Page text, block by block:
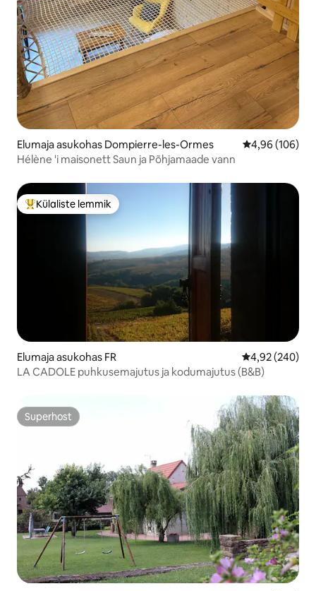
Elumaja asukohas Dompierre-les-Ormes Keskmine
4,96 (106)
Hélène 'i maisonett Saun ja Põhjamaade vann
Külaliste suur lemmik
Külaliste lemmik
Elumaja asukohas FR Keskmine
4,92 (240)
LA CADOLE puhkusemajutus ja kodumajutus (B&B)
Superhost
Superhost